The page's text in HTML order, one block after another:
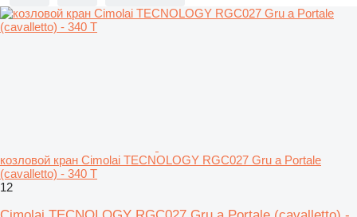
козловой кран Cimolai TECNOLOGY RGC027 Gru a Portale
(cavalletto) - 340 T
12